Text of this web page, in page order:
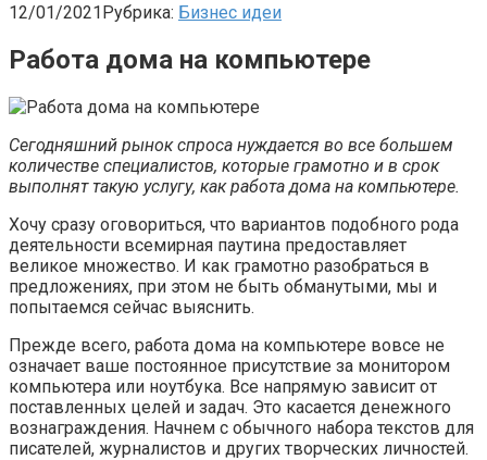
12/01/2021Рубрика: Бизнес идеи
Работа дома на компьютере
Сегодняшний рынок спроса нуждается во все большем
количестве специалистов, которые грамотно и в срок
выполнят такую услугу, как работа дома на компьютере.
Хочу сразу оговориться, что вариантов подобного рода
деятельности всемирная паутина предоставляет
великое множество. И как грамотно разобраться в
предложениях, при этом не быть обманутыми, мы и
попытаемся сейчас выяснить.
Прежде всего, работа дома на компьютере вовсе не
означает ваше постоянное присутствие за монитором
компьютера или ноутбука. Все напрямую зависит от
поставленных целей и задач. Это касается денежного
вознаграждения. Начнем с обычного набора текстов для
писателей, журналистов и других творческих личностей.